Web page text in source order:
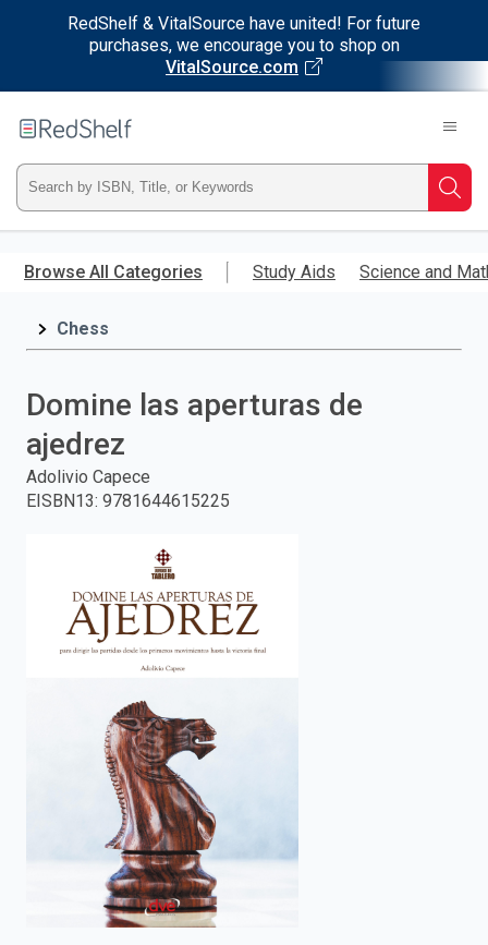
RedShelf & VitalSource have united! For future
purchases, we encourage you to shop on
VitalSource.com
main
RedShelf
Type
ISBN,
Title,
press
Browse All Categories Study Aids Science and
Chess
Domine las aperturas de
ajedrez
Adolivio Capece
EISBN13: 9781644615225